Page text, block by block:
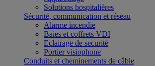
Solutions hospitalières
Sécurité, communication et réseau
Alarme incendie
Baies et coffrets VDI
Eclairage de securité
Portier visiophone
Conduits et cheminements de câble